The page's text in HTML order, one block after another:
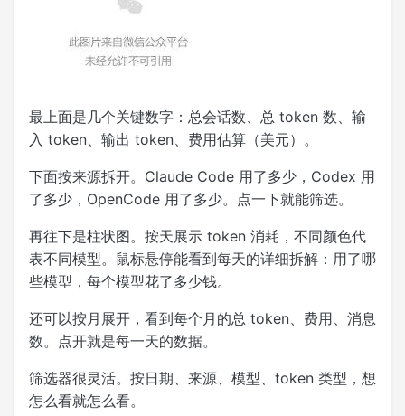
最上面是几个关键数字：总会话数、总 token 数、输
入 token、输出 token、费用估算（美元）。
下面按来源拆开。Claude Code 用了多少，Codex 用
了多少，OpenCode 用了多少。点一下就能筛选。
再往下是柱状图。按天展示 token 消耗，不同颜色代
表不同模型。鼠标悬停能看到每天的详细拆解：用了哪
些模型，每个模型花了多少钱。
还可以按月展开，看到每个月的总 token、费用、消息
数。点开就是每一天的数据。
筛选器很灵活。按日期、来源、模型、token 类型，想
怎么看就怎么看。